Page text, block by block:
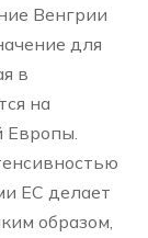
Венгрии
для
в
на
Европы.
ЕС делает
образом,